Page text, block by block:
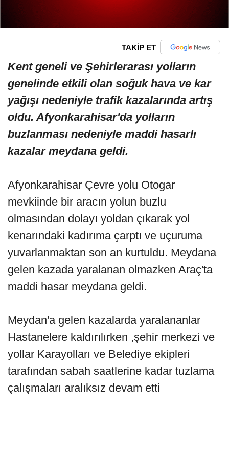
TAKİP ET
Kent geneli ve Şehirlerarası yolların
genelinde etkili olan soğuk hava ve kar
yağışı nedeniyle trafik kazalarında artış
oldu. Afyonkarahisar'da yolların
buzlanması nedeniyle maddi hasarlı
kazalar meydana geldi.
Afyonkarahisar Çevre yolu Otogar
mevkiinde bir aracın yolun buzlu
olmasından dolayı yoldan çıkarak yol
kenarındaki kadırıma çarptı ve uçuruma
yuvarlanmaktan son an kurtuldu. Meydana
gelen kazada yaralanan olmazken Araç'ta
maddi hasar meydana geldi.
Meydan'a gelen kazalarda yaralananlar
Hastanelere kaldırılırken ,şehir merkezi ve
yollar Karayolları ve Belediye ekipleri
tarafından sabah saatlerine kadar tuzlama
çalışmaları aralıksız devam etti